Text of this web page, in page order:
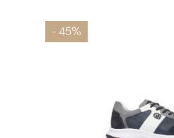
- 45%